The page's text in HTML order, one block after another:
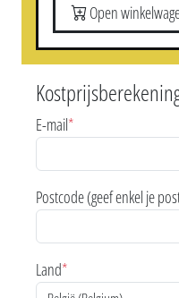
Open
E-mail*
Postcode (geef enkel je
Land*